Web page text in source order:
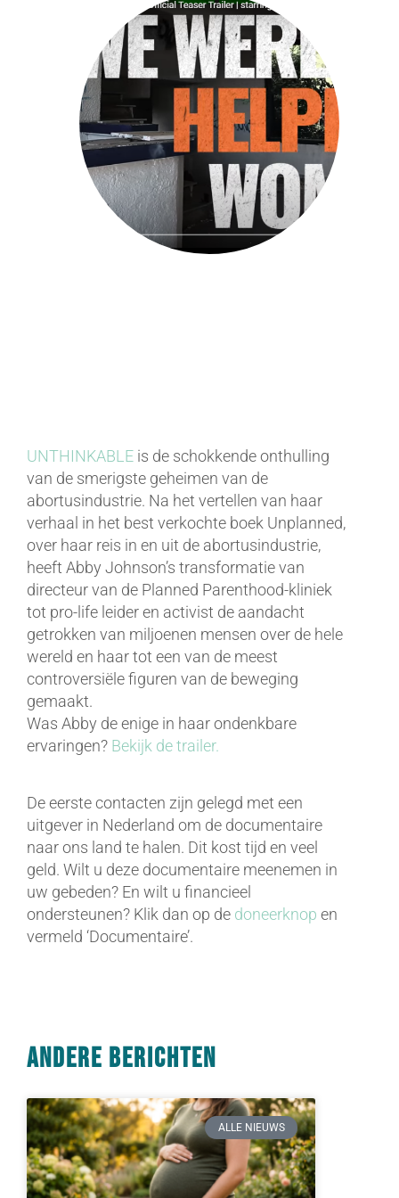
UNTHINKABLE is de schokkende onthulling
van de smerigste geheimen van de
abortusindustrie. Na het vertellen van haar
verhaal in het best verkochte boek Unplanned,
over haar reis in en uit de abortusindustrie,
heeft Abby Johnson’s transformatie van
directeur van de Planned Parenthood-kliniek
tot pro-life leider en activist de aandacht
getrokken van miljoenen mensen over de hele
wereld en haar tot een van de meest
controversiële figuren van de beweging
gemaakt.
Was Abby de enige in haar ondenkbare
ervaringen? Bekijk de trailer.
De eerste contacten zijn gelegd met een
uitgever in Nederland om de documentaire
naar ons land te halen. Dit kost tijd en veel
geld. Wilt u deze documentaire meenemen in
uw gebeden? En wilt u financieel
ondersteunen? Klik dan op de doneerknop en
vermeld ‘Documentaire’.
Andere berichten
ALLE NIEUWS